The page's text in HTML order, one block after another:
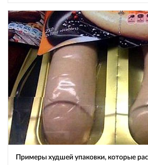
Примеры худшей упаковки, которые